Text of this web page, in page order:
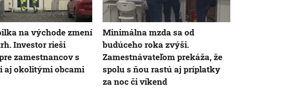
na východe zmení
Investor rieši
zamestnancov s
aj okolitými obcami
Minimálna mzda sa od
budúceho roka zvýši.
Zamestnávateľom prekáža, že
spolu s ňou rastú aj príplatky
za noc či víkend